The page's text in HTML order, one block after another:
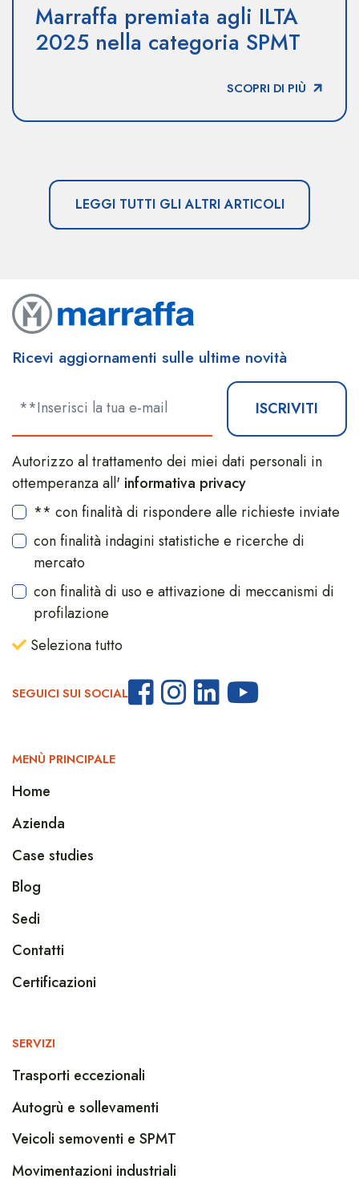
Marraffa premiata agli ILTA
2025 nella categoria SPMT
SCOPRI DI PIÙ
LEGGI TUTTI GLI ALTRI ARTICOLI
Ricevi aggiornamenti sulle ultime novità
ISCRIVITI
Autorizzo al trattamento dei miei dati personali in
ottemperanza all' informativa privacy
** con finalità di rispondere alle richieste inviate
con finalità indagini statistiche e ricerche di
mercato
con finalità di uso e attivazione di meccanismi di
profilazione
Seleziona tutto
SEGUICI SUI SOCIAL
MENÙ PRINCIPALE
Home
Azienda
Case studies
Blog
Sedi
Contatti
Certificazioni
SERVIZI
Trasporti eccezionali
Autogrù e sollevamenti
Veicoli semoventi e SPMT
Movimentazioni industriali